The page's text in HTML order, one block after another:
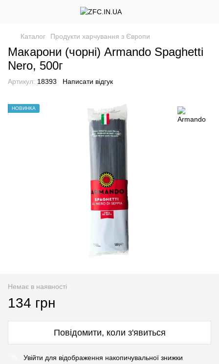
Каталог Продукти харчування з Європи
Макарони (чорні) Armando Spaghetti
Nero, 500г
Артикул: 18393 Написати відгук
НОВИНКА
Немає в наявності
134 грн
Повідомити, коли з'явиться
Увійти для відображення накопичувальної знижки